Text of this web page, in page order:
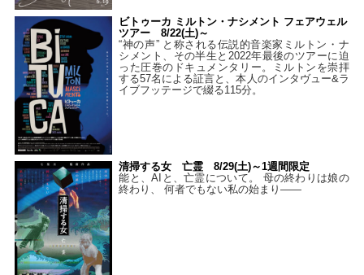
ビトゥーカ ミルトン・ナシメント フェアウェル
ツアー 8/22(土)～
“神の声” と称される伝説的音楽家ミルトン・ナ
シメント、その半生と2022年最後のツアーに迫
った圧巻のドキュメンタリー。ミルトンを崇拝
する57名による証言と、本人のインタヴュー&ラ
イブフッテージで綴る115分。
清掃する女 亡霊 8/29(土)～1週間限定
能と、AIと、亡霊について。 母の終わりは娘の
終わり、 何者でもない私の始まり――